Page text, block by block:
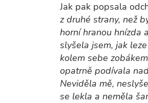
Jak pak popsala
z druhé strany, než
horní hranou hnízda
slyšela jsem, jak
kolem sebe
opatrně podívala
Neviděla mě,
se lekla a neměla